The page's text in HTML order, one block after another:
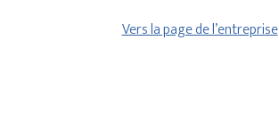
Vers la page de l’entreprise